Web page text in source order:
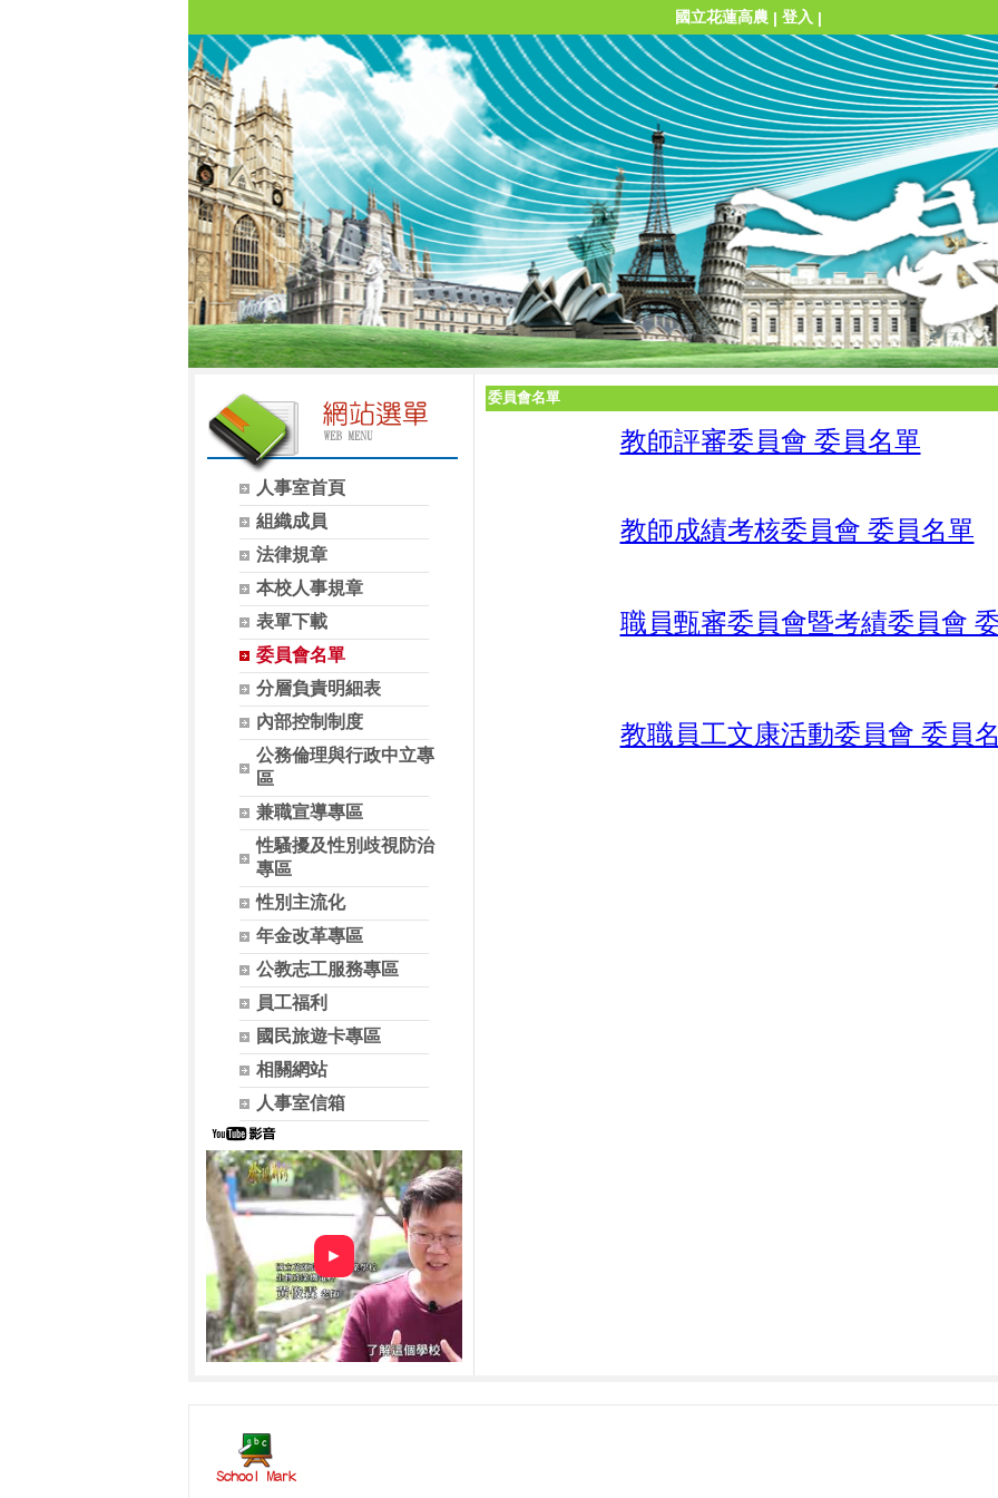
國立花蓮高農 | 登入 |
人事室首頁
組織成員
法律規章
本校人事規章
表單下載
委員會名單
分層負責明細表
內部控制制度
公務倫理與行政中立專
區
兼職宣導專區
性騷擾及性別歧視防治
專區
性別主流化
年金改革專區
公教志工服務專區
員工福利
國民旅遊卡專區
相關網站
人事室信箱
►
委員會名單
教師評審委員會 委員名單
教師成績考核委員會 委員名單
職員甄審委員會暨考績委員會
教職員工文康活動委員會 委員